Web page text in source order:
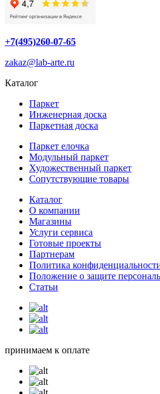
+7(495)260-07-65
zakaz@lab-arte.ru
Каталог
Паркет
Инженерная доска
Паркетная доска
Паркет елочка
Модульный паркет
Художественный паркет
Сопутствующие товары
Каталог
О компании
Магазины
Услуги сервиса
Готовые проекты
Партнерам
Политика
Положение о защите
Статьи
принимаем к оплате